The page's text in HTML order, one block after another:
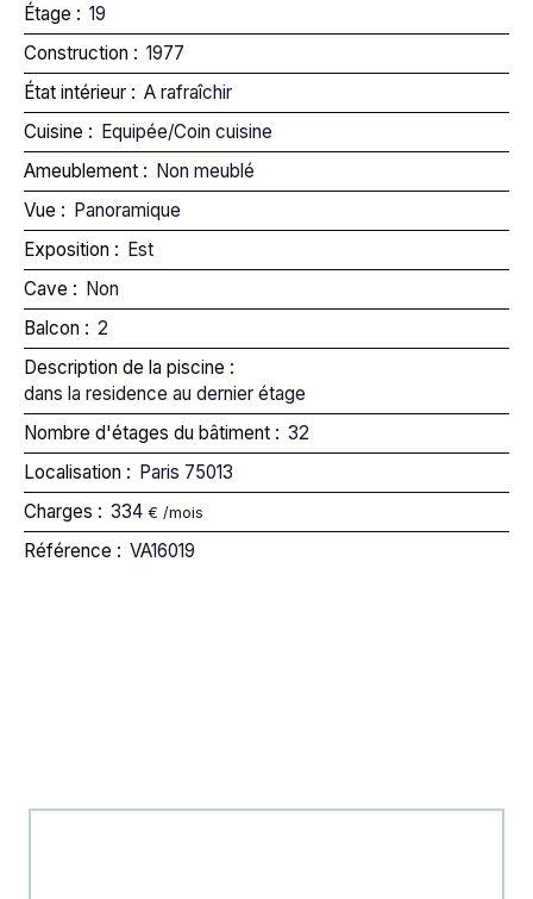
Étage : 19
Construction : 1977
État intérieur : A rafraîchir
Cuisine : Equipée/Coin cuisine
Ameublement : Non meublé
Vue : Panoramique
Exposition : Est
Cave : Non
Balcon : 2
Description de la piscine :
dans la residence au dernier étage
Nombre d'étages du bâtiment : 32
Localisation : Paris 75013
Charges : 334 € /mois
Référence : VA16019